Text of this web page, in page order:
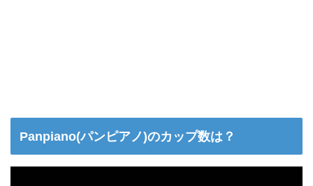
Panpiano(パンピアノ)のカップ数は？